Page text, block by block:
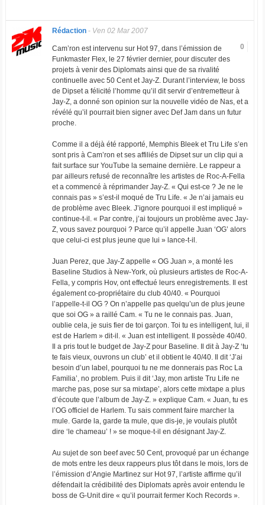
Rédaction- Ven 02 Mar 2007
0
Cam’ron est intervenu sur Hot 97, dans l’émission de
Funkmaster Flex, le 27 février dernier, pour discuter des
projets à venir des Diplomats ainsi que de sa rivalité
continuelle avec 50 Cent et Jay-Z. Durant l’interview, le boss
de Dipset a félicité l’homme qu’il dit servir d’entremetteur à
Jay-Z, a donné son opinion sur la nouvelle vidéo de Nas, et a
révélé qu’il pourrait bien signer avec Def Jam dans un futur
proche.
Comme il a déjà été rapporté, Memphis Bleek et Tru Life s’en
sont pris à Cam’ron et ses affiliés de Dipset sur un clip qui a
fait surface sur YouTube la semaine dernière. Le rappeur a
par ailleurs refusé de reconnaître les artistes de Roc-A-Fella
et a commencé à réprimander Jay-Z. « Qui est-ce ? Je ne le
connais pas » s’est-il moqué de Tru Life. « Je n’ai jamais eu
de problème avec Bleek. J’ignore pourquoi il est impliqué »
continue-t-il. « Par contre, j’ai toujours un problème avec Jay-
Z, vous savez pourquoi ? Parce qu’il appelle Juan ‘OG’ alors
que celui-ci est plus jeune que lui » lance-t-il.
Juan Perez, que Jay-Z appelle « OG Juan », a monté les
Baseline Studios à New-York, où plusieurs artistes de Roc-A-
Fella, y compris Hov, ont effectué leurs enregistrements. Il est
également co-propriétaire du club 40/40. « Pourquoi
l’appelle-t-il OG ? On n’appelle pas quelqu’un de plus jeune
que soi OG » a raillé Cam. « Tu ne le connais pas. Juan,
oublie cela, je suis fier de toi garçon. Toi tu es intelligent, lui, il
est de Harlem » dit-il. « Juan est intelligent. Il possède 40/40.
Il a pris tout le budget de Jay-Z pour Baseline. Il dit à Jay-Z ‘tu
te fais vieux, ouvrons un club’ et il obtient le 40/40. Il dit ‘J’ai
besoin d’un label, pourquoi tu ne me donnerais pas Roc La
Familia’, no problem. Puis il dit ‘Jay, mon artiste Tru Life ne
marche pas, pose sur sa mixtape’, alors cette mixtape a plus
d’écoute que l’album de Jay-Z. » explique Cam. « Juan, tu es
l’OG officiel de Harlem. Tu sais comment faire marcher la
mule. Garde la, garde ta mule, que dis-je, je voulais plutôt
dire ‘le chameau’ ! » se moque-t-il en désignant Jay-Z.
Au sujet de son beef avec 50 Cent, provoqué par un échange
de mots entre les deux rappeurs plus tôt dans le mois, lors de
l’émission d’Angie Martinez sur Hot 97, l’artiste affirme qu’il
défendait la crédibilité des Diplomats après avoir entendu le
boss de G-Unit dire « qu’il pourrait fermer Koch Records ».